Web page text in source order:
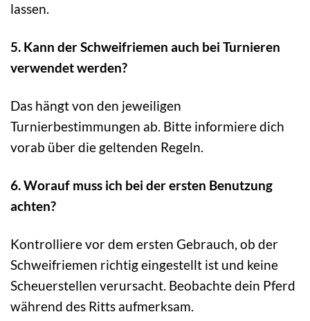
lassen.
5. Kann der Schweifriemen auch bei Turnieren
verwendet werden?
Das hängt von den jeweiligen
Turnierbestimmungen ab. Bitte informiere dich
vorab über die geltenden Regeln.
6. Worauf muss ich bei der ersten Benutzung
achten?
Kontrolliere vor dem ersten Gebrauch, ob der
Schweifriemen richtig eingestellt ist und keine
Scheuerstellen verursacht. Beobachte dein Pferd
während des Ritts aufmerksam.